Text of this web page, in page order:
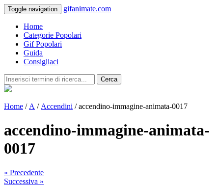
Toggle navigation gifanimate.com
Home
Categorie Popolari
Gif Popolari
Guida
Consigliaci
Cerca
Home / A / Accendini / accendino-immagine-animata-0017
accendino-immagine-animata-
0017
« Precedente
Successiva »